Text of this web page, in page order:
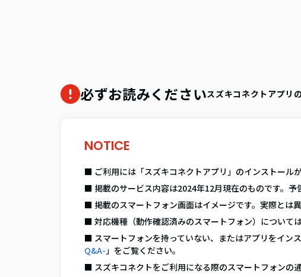
必ずお読みくださいスズキコネクトアプリ
NOTICE
■ ご利用には「スズキコネクトアプリ」のインストール
■ 掲載のサービス内容は2024年12月現在のものです。予
■ 掲載のスマートフォン画面はイメージです。実際とは異
■ 対応機種（動作確認済みのスマートフォン）について
■ スマートフォンを持っていない、またはアプリをイン
Q&A-」をご覧ください。
■ スズキコネクトをご利用になる際のスマートフォンの